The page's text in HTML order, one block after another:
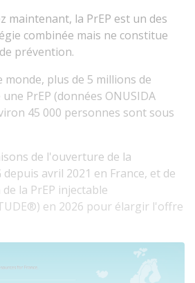
maintenant, la PrEP est un des
combinée mais ne constitue
prévention.
monde, plus de 5 millions de
PrEP (données ONUSIDA
45 000 personnes sont sous
de l'ouverture de la
avril 2021 en France, et de
la PrEP injectable
en 2026 pour élargir l'offre